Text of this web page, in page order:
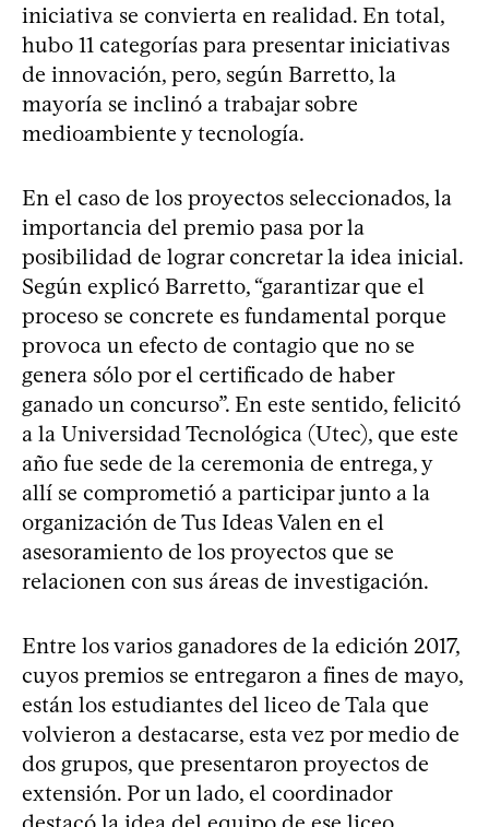
iniciativa se convierta en realidad. En total,
hubo 11 categorías para presentar iniciativas
de innovación, pero, según Barretto, la
mayoría se inclinó a trabajar sobre
medioambiente y tecnología.
En el caso de los proyectos seleccionados, la
importancia del premio pasa por la
posibilidad de lograr concretar la idea inicial.
Según explicó Barretto, “garantizar que el
proceso se concrete es fundamental porque
provoca un efecto de contagio que no se
genera sólo por el certificado de haber
ganado un concurso”. En este sentido, felicitó
a la Universidad Tecnológica (Utec), que este
año fue sede de la ceremonia de entrega, y
allí se comprometió a participar junto a la
organización de Tus Ideas Valen en el
asesoramiento de los proyectos que se
relacionen con sus áreas de investigación.
Entre los varios ganadores de la edición 2017,
cuyos premios se entregaron a fines de mayo,
están los estudiantes del liceo de Tala que
volvieron a destacarse, esta vez por medio de
dos grupos, que presentaron proyectos de
extensión. Por un lado, el coordinador